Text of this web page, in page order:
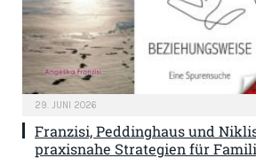
29. JUNI 2026
Franzisi, Peddinghaus und
praxisnahe Strategien für